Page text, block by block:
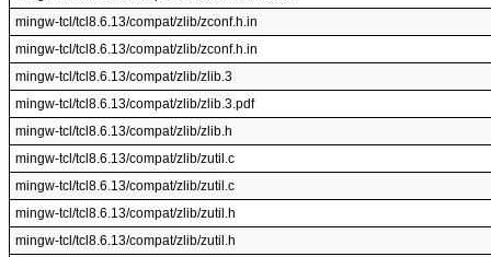
mingw-tcl/tcl8.6.13/compat/zlib/zconf.h.in
mingw-tcl/tcl8.6.13/compat/zlib/zconf.h.in
mingw-tcl/tcl8.6.13/compat/zlib/zlib.3
mingw-tcl/tcl8.6.13/compat/zlib/zlib.3.pdf
mingw-tcl/tcl8.6.13/compat/zlib/zlib.h
mingw-tcl/tcl8.6.13/compat/zlib/zutil.c
mingw-tcl/tcl8.6.13/compat/zlib/zutil.c
mingw-tcl/tcl8.6.13/compat/zlib/zutil.h
mingw-tcl/tcl8.6.13/compat/zlib/zutil.h